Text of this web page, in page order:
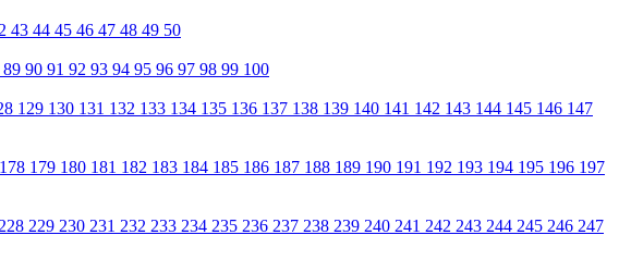
43 44 45 46 47 48 49 50
89 90 91 92 93 94 95 96 97 98 99 100
129 130 131 132 133 134 135 136 137 138 139 140 141 142 143 144 145 146 147
178 179 180 181 182 183 184 185 186 187 188 189 190 191 192 193 194 195 196 197
228 229 230 231 232 233 234 235 236 237 238 239 240 241 242 243 244 245 246 247